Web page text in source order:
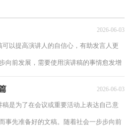
2026-06-03
以提高演讲人的自信心，有助发言人更
向前发展，需要使用演讲稿的事情愈发增
2026-06-03
是为了在会议或重要活动上表达自己意
事先准备好的文稿。随着社会一步步向前